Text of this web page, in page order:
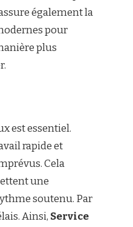
également la
pour
plus
est essentiel.
rapide et
Cela
une
soutenu. Par
Ainsi, Service